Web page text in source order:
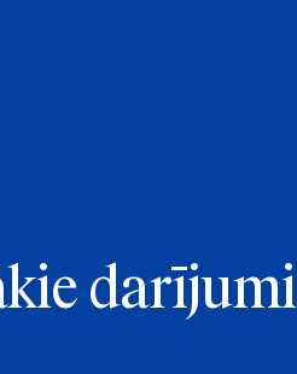
darījumi